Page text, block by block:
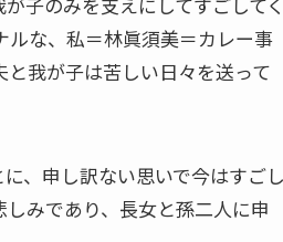
な、私＝林眞須美＝カレー事
我が子は苦しい日々を送って
、申し訳ない思いで今はすご
みであり、長女と孫二人に申